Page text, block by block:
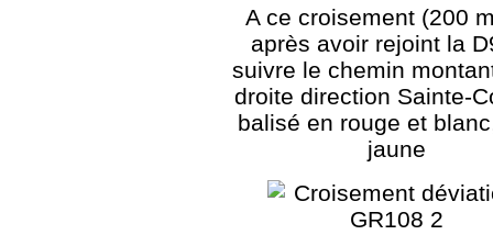
A ce croisement (200
après avoir rejoint la
suivre le chemin
droite direction Sainte-
balisé en rouge et
jaune